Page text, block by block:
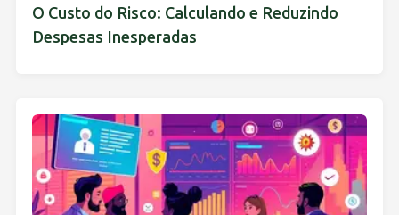
O Custo do Risco: Calculando e Reduzindo
Despesas Inesperadas